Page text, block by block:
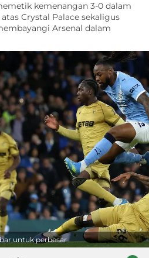
kemenangan 3-0 dalam
Crystal Palace sekaligus
Arsenal dalam
untuk perbesar